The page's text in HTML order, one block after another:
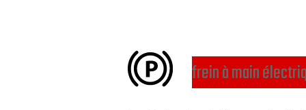
frein à main